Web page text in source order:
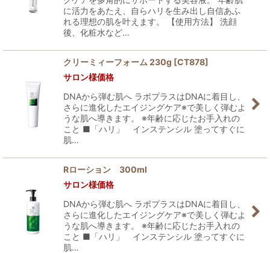
に活力をあたえ、自らハリを生み出し自信あふ
れる理想の肌を叶えます。 【使用方法】 洗顔
後、化粧水など…
クリーミィーフォーム 230g [CT878]
サロン様価格
DNAから弾む肌へ ラボプラスはDNAに着目し、
さらに進化したエイジングケア※で美しく弾むよ
うな肌へ導きます。 ※年齢に応じたお手入れの
こと ■「ハリ」 インステンシル 塗ってすぐに
肌…
Rローション 300ml
サロン様価格
DNAから弾む肌へ ラボプラスはDNAに着目し、
さらに進化したエイジングケア※で美しく弾むよ
うな肌へ導きます。 ※年齢に応じたお手入れの
こと ■「ハリ」 インステンシル 塗ってすぐに
肌…